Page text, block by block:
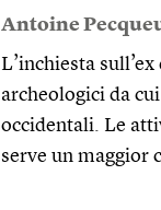
Antoine
L’inchiesta
archeologici da
occidentali. Le
serve un maggior